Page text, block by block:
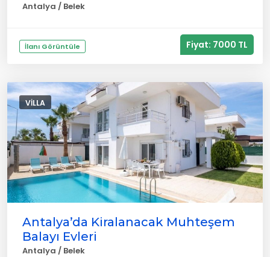
Antalya / Belek
İlanı Görüntüle Fiyat: 7000 TL
VILLA
Antalya’da Kiralanacak Muhteşem
Balayı Evleri
Antalya / Belek